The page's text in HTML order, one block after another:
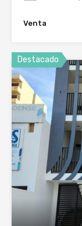
Venta
Destacado